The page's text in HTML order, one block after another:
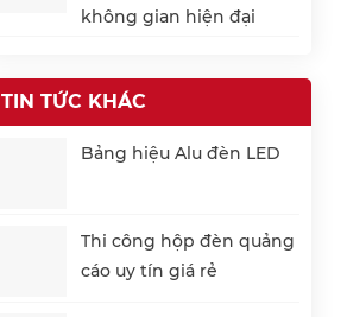
không gian hiện đại
TIN TỨC KHÁC
Bảng hiệu Alu đèn LED
Thi công hộp đèn quảng
cáo uy tín giá rẻ